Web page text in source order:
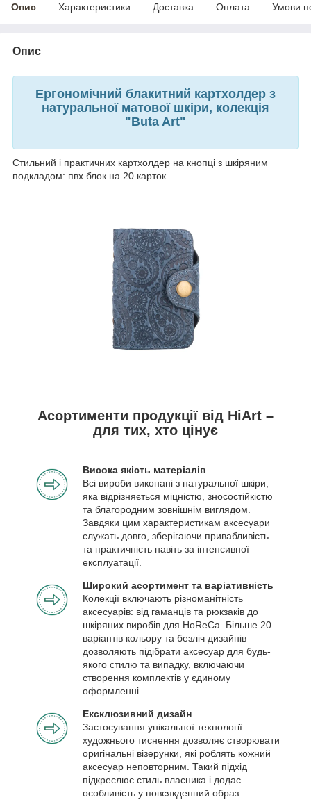
Опис Характеристики Доставка Оплата Умови
Опис
Ергономічний блакитний картхолдер з
натуральної матової шкіри, колекція
"Buta Art"
Стильний і практичних картхолдер на кнопці з шкіряним
подкладом: пвх блок на 20 карток
Асортименти продукції від HiArt –
для тих, хто цінує
Висока якість матеріалів
Всі вироби виконані з натуральної шкіри,
яка відрізняється міцністю, зносостійкістю
та благородним зовнішнім виглядом.
Завдяки цим характеристикам аксесуари
служать довго, зберігаючи привабливість
та практичність навіть за інтенсивної
експлуатації.
Широкий асортимент та варіативність
Колекції включають різноманітність
аксесуарів: від гаманців та рюкзаків до
шкіряних виробів для HoReCa. Більше 20
варіантів кольору та безліч дизайнів
дозволяють підібрати аксесуар для будь-
якого стилю та випадку, включаючи
створення комплектів у єдиному
оформленні.
Ексклюзивний дизайн
Застосування унікальної технології
художнього тиснення дозволяє створювати
оригінальні візерунки, які роблять кожний
аксесуар неповторним. Такий підхід
підкреслює стиль власника і додає
особливість у повсякденний образ.